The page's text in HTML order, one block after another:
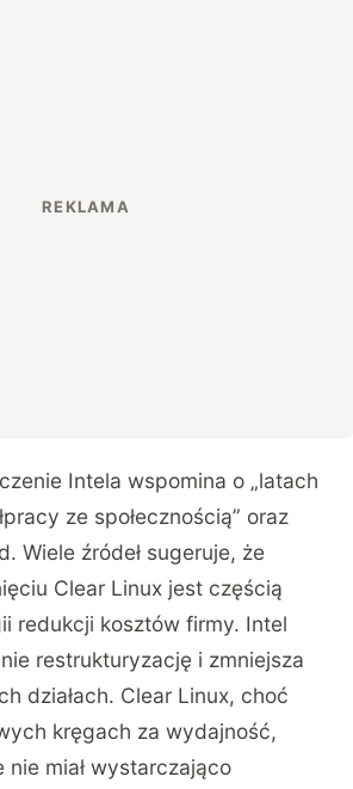
Intela wspomina o „latach
ze społecznością” oraz
Wiele źródeł sugeruje, że
Clear Linux jest częścią
redukcji kosztów firmy. Intel
restrukturyzację i zmniejsza
działach. Clear Linux, choć
kręgach za wydajność,
miał wystarczająco